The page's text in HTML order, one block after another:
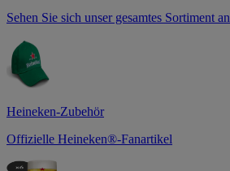
Sehen Sie sich unser gesamtes Sortiment an
Heineken-Zubehör
Offizielle Heineken®-Fanartikel